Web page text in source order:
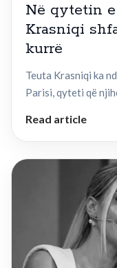
Në qytetin
Krasniqi
kurrë
Teuta Krasniqi ka
Parisi, qyteti që
Read article